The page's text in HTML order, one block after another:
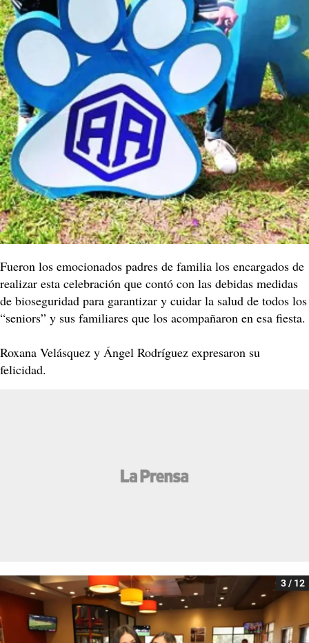
Fueron los emocionados padres de familia los encargados de
realizar esta celebración que contó con las debidas medidas
de bioseguridad para garantizar y cuidar la salud de todos los
“seniors” y sus familiares que los acompañaron en esa fiesta.
Roxana Velásquez y Ángel Rodríguez expresaron su
felicidad.
3 / 12